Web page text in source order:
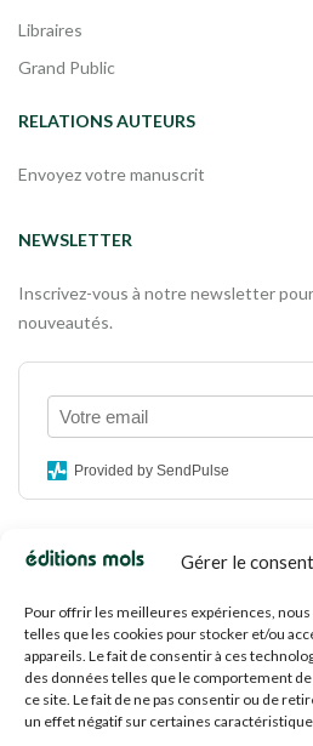
Gérer le
Pour offrir les meilleures expériences,
telles que les cookies pour stocker et/ou
appareils. Le fait de consentir à ces
des données telles que le comportement
ce site. Le fait de ne pas consentir ou de
un effet négatif sur certaines
Libraires
Grand Public
RELATIONS AUTEURS
Envoyez votre manuscrit
NEWSLETTER
Inscrivez-vous à notre newsletter
nouveautés.
Provided by SendPulse
Conditions
Politique de
Mentions
Propriété